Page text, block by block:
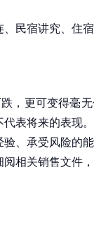
民宿讲究、住
，更可变得毫
表将来的表现
、承受风险的
相关销售文件